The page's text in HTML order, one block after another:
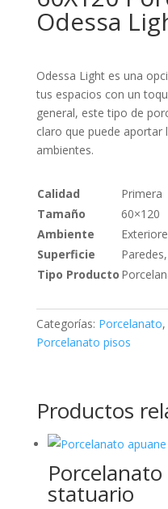
Odessa
Odessa Light es una
tus espacios con un
general, este tipo de
claro que puede aportar
ambientes.
Calidad
Primera
Tamaño
60×120
Ambiente
Superficie
Tipo Producto
Categorías: Porcelanato,
Porcelanato pisos
Productos
statuario